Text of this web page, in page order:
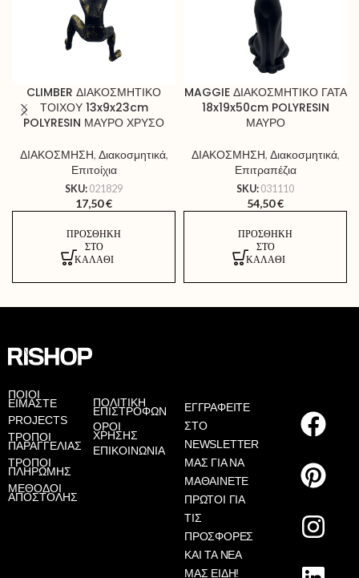
CLIMBER ΔΙΑΚΟΣΜΗΤΙΚΟ
ΤΟΙΧΟΥ 13x9x23cm
POLYRESIN ΜΑΥΡΟ ΧΡΥΣΟ
ΔΙΑΚΟΣΜΗΣΗ, Διακοσμητικά,
Επιτοίχια
SKU: 021829
17,50€
ΠΡΟΣΘΉΚΗ
ΣΤΟ
ΚΑΛΆΘΙ
MAGGIE ΔΙΑΚΟΣΜΗΤΙΚΟ ΓΑΤΑ
18x19x50cm POLYRESIN
ΜΑΥΡΟ
ΔΙΑΚΟΣΜΗΣΗ, Διακοσμητικά,
Επιτραπέζια
SKU: 031110
54,50€
ΠΡΟΣΘΉΚΗ
ΣΤΟ
ΚΑΛΆΘΙ
ΠΟΙΟΙ
ΕΙΜΑΣΤΕ
PROJECTS
ΤΡΟΠΟΙ
ΠΑΡΑΓΓΕΛΙΑΣ
ΤΡΟΠΟΙ
ΠΛΗΡΩΜΗΣ
ΜΕΘΟΔΟΙ
ΑΠΟΣΤΟΛΗΣ
ΠΟΛΙΤΙΚΗ
ΕΠΙΣΤΡΟΦΩΝ
ΟΡΟΙ
ΧΡΗΣΗΣ
ΕΠΙΚΟΙΝΩΝΙΑ
ΕΓΓΡΑΦΕΙΤΕ
ΣΤΟ
NEWSLETTER
ΜΑΣ ΓΙΑ ΝΑ
ΜΑΘΑΙΝΕΤΕ
ΠΡΩΤΟΙ ΓΙΑ
ΤΙΣ
ΠΡΟΣΦΟΡΕΣ
ΚΑΙ ΤΑ ΝΕΑ
ΜΑΣ ΕΙΔΗ!